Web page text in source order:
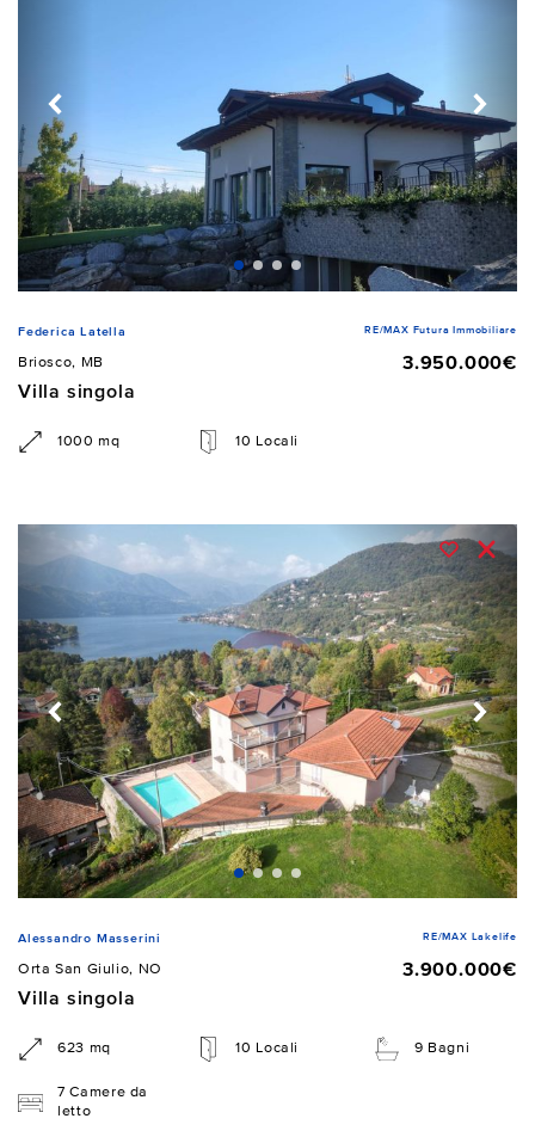
Federica Latella RE/MAX Futura Immobiliare
Briosco, MB
3.950.000€
Villa singola
1000 mq 10 Locali
Alessandro Masserini RE/MAX Lakelife
Orta San Giulio, NO
3.900.000€
Villa singola
623 mq 10 Locali 9 Bagni
7 Camere da
letto